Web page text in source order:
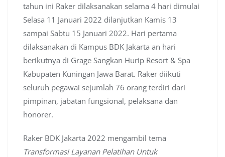
tahun ini Raker dilaksanakan selama 4 hari dimulai
Selasa 11 Januari 2022 dilanjutkan Kamis 13
sampai Sabtu 15 Januari 2022. Hari pertama
dilaksanakan di Kampus BDK Jakarta an hari
berikutnya di Grage Sangkan Hurip Resort & Spa
Kabupaten Kuningan Jawa Barat. Raker diikuti
seluruh pegawai sejumlah 76 orang terdiri dari
pimpinan, jabatan fungsional, pelaksana dan
honorer.
Raker BDK Jakarta 2022 mengambil tema
Transformasi Layanan Pelatihan Untuk